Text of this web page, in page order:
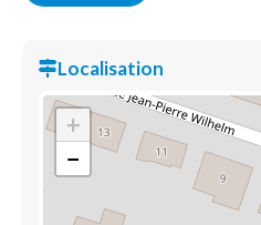
Localisation
+
−